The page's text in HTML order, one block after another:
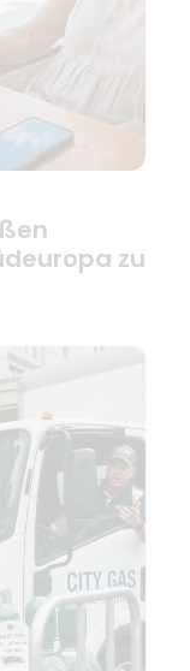
zu